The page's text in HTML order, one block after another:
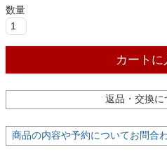
キッチン用品
カートに
返品・交換に
商品の内容や予約についてお問合